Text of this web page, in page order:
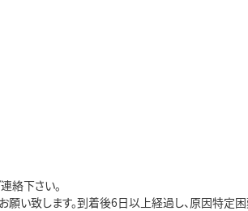
絡下さい。
い致します。到着後6日以上経過し、原因特定